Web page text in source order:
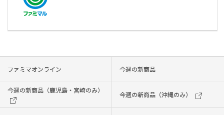
ファミマオンライン 今週の新商品
今週の新商品（鹿児島・宮崎のみ）
今週の新商品（沖縄のみ）